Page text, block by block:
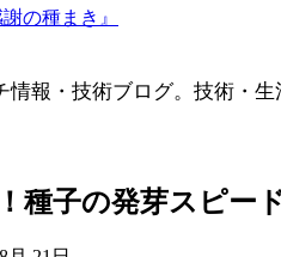
情報・技術ブログ。技術・
種子の発芽スピー